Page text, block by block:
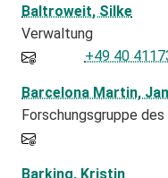
Baltroweit, Silke
Verwaltung
+49 40
Barcelona Martin, Jan
Forschungsgruppe
Barking, Kristin